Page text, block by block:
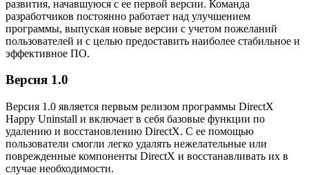
развития, начавшуюся с ее первой версии. Команда
разработчиков постоянно работает над улучшением
программы, выпуская новые версии с учетом пожеланий
пользователей и с целью предоставить наиболее стабильное и
эффективное ПО.
Версия 1.0
Версия 1.0 является первым релизом программы DirectX
Happy Uninstall и включает в себя базовые функции по
удалению и восстановлению DirectX. С ее помощью
пользователи смогли легко удалять нежелательные или
поврежденные компоненты DirectX и восстанавливать их в
случае необходимости.